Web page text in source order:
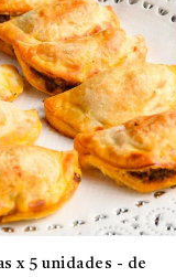
x 5 unidades - de